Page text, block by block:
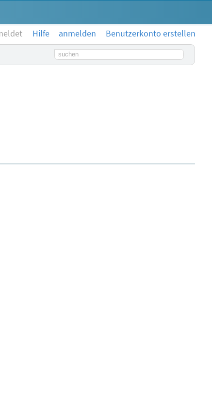
Hilfe anmelden
Benutzerkonto erstellen
Suchbegriff